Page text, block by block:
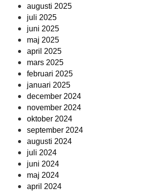
augusti 2025
juli 2025
juni 2025
maj 2025
april 2025
mars 2025
februari 2025
januari 2025
december 2024
november 2024
oktober 2024
september 2024
augusti 2024
juli 2024
juni 2024
maj 2024
april 2024